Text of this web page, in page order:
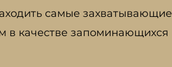
самые захватывающие
в качестве запоминающихся